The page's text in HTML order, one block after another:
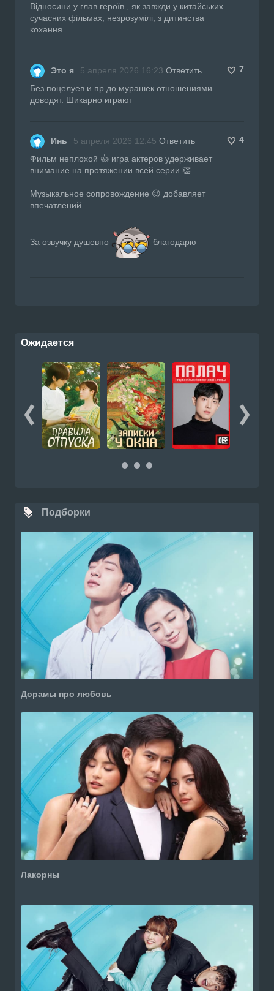
Відносини у глав.героїв , як завжди у китайських
сучасних фільмах, незрозумілі, з дитинства
кохання...
Это я 5 апреля 2026 16:23 Ответить
7
Без поцелуев и пр.до мурашек отношениями
доводят. Шикарно играют
Инь 5 апреля 2026 12:45 Ответить
4
Фильм неплохой 👍 игра актеров удерживает
внимание на протяжении всей серии 👏
Музыкальное сопровождение 😉 добавляет
впечатлений
За озвучку душевно благодарю
Ожидается
Подборки
Дорамы про любовь
Лакорны